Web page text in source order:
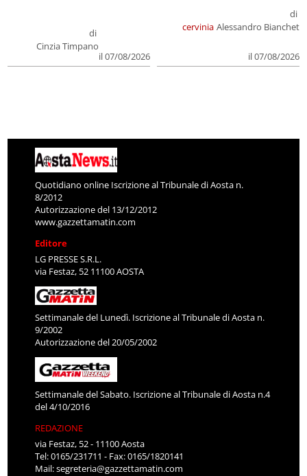
di
Cinzia Timpano
il 07/08/2026
cervinia
di
Alessandro Bianchet
il 07/08/2026
Quotidiano online Iscrizione al Tribunale di Aosta n.
8/2012
Autorizzazione del 13/12/2012
www.gazzettamatin.com
Editore
LG PRESSE S.R.L.
via Festaz, 52 11100 AOSTA
Settimanale del Lunedì. Iscrizione al Tribunale di Aosta n.
9/2002
Autorizzazione del 20/05/2002
Settimanale del Sabato. Iscrizione al Tribunale di Aosta n.4
del 4/10/2016
REDAZIONE
via Festaz, 52 - 11100 Aosta
Tel: 0165/231711 - Fax: 0165/1820141
Mail:segreteria@gazzettamatin.com